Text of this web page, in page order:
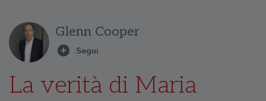
Glenn Cooper
La verità di Maria